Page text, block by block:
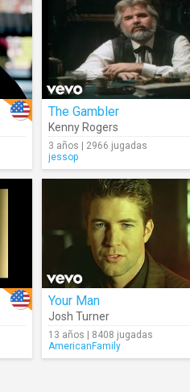
The Gambler
Kenny Rogers
3 años | 2966 jugadas
jessop
Your Man
Josh Turner
13 años | 8408 jugadas
AmericanFamily